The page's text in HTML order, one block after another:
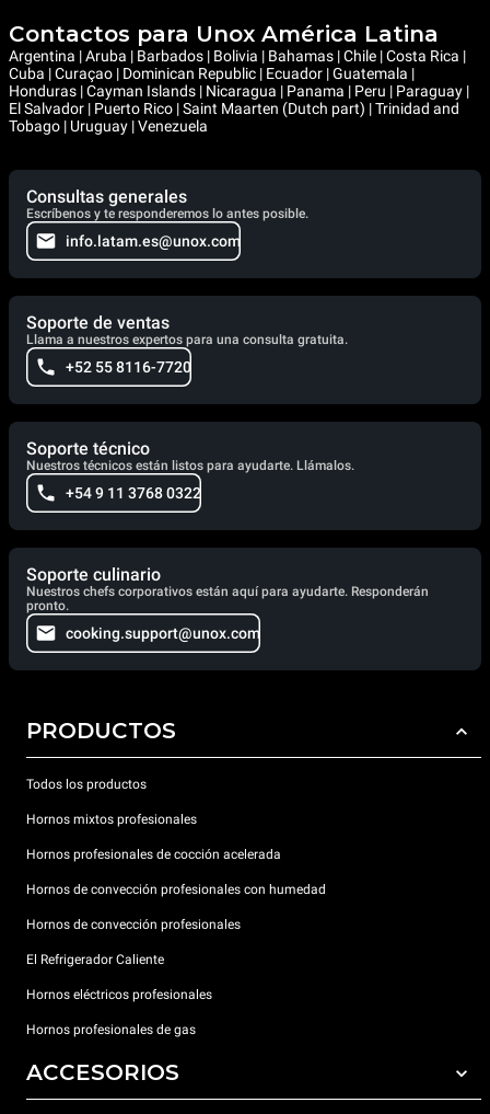
Contactos para Unox América Latina
Argentina | Aruba | Barbados | Bolivia | Bahamas | Chile | Costa Rica |
Cuba | Curaçao | Dominican Republic | Ecuador | Guatemala |
Honduras | Cayman Islands | Nicaragua | Panama | Peru | Paraguay |
El Salvador | Puerto Rico | Saint Maarten (Dutch part) | Trinidad and
Tobago | Uruguay | Venezuela
Consultas generales
Escríbenos y te responderemos lo antes posible.
info.latam.es@unox.com
Soporte de ventas
Llama a nuestros expertos para una consulta gratuita.
+52 55 8116-7720
Soporte técnico
Nuestros técnicos están listos para ayudarte. Llámalos.
+54 9 11 3768 0322
Soporte culinario
Nuestros chefs corporativos están aquí para ayudarte. Responderán
pronto.
cooking.support@unox.com
PRODUCTOS
Todos los productos
Hornos mixtos profesionales
Hornos profesionales de cocción acelerada
Hornos de convección profesionales con humedad
Hornos de convección profesionales
El Refrigerador Caliente
Hornos eléctricos profesionales
Hornos profesionales de gas
ACCESORIOS